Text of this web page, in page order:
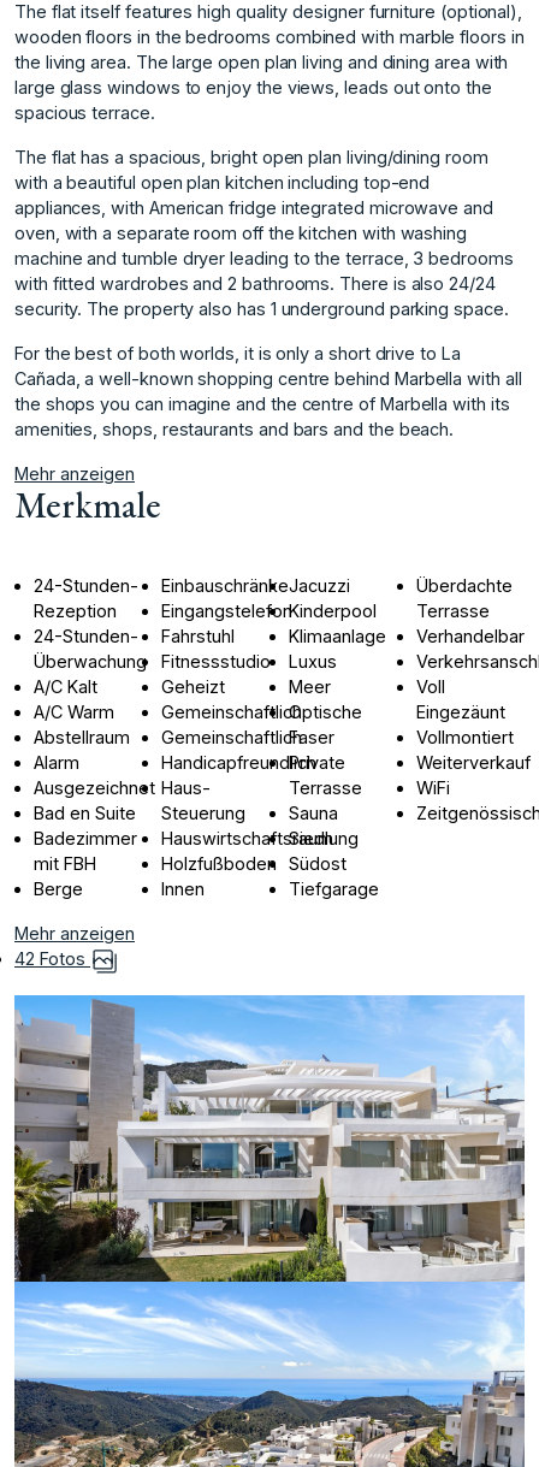
The flat itself features high quality designer furniture (optional),
wooden floors in the bedrooms combined with marble floors in
the living area. The large open plan living and dining area with
large glass windows to enjoy the views, leads out onto the
spacious terrace.
The flat has a spacious, bright open plan living/dining room
with a beautiful open plan kitchen including top-end
appliances, with American fridge integrated microwave and
oven, with a separate room off the kitchen with washing
machine and tumble dryer leading to the terrace, 3 bedrooms
with fitted wardrobes and 2 bathrooms. There is also 24/24
security. The property also has 1 underground parking space.
For the best of both worlds, it is only a short drive to La
‌Cañada, ‌a ‌well-known ‌shopping ‌centre behind Marbella ‌with ‌all
the shops ‌you ‌can ‌imagine ‌and ‌the ‌centre of ‌Marbella with ‌its
amenities, shops, ‌restaurants ‌and ‌bars ‌and ‌the ‌beach.
Mehr anzeigen
Merkmale
24-Stunden-
Rezeption
24-Stunden-
Überwachung
A/C Kalt
A/C Warm
Abstellraum
Alarm
Ausgezeichnet
Bad en Suite
Badezimmer
mit FBH
Berge
Einbauschränke
Eingangstelefon
Fahrstuhl
Fitnessstudio
Geheizt
Gemeinschaftlich
Gemeinschaftlich
Handicapfreundlich
Haus-
Steuerung
Hauswirtschaftsraum
Holzfußboden
Innen
Jacuzzi
Kinderpool
Klimaanlage
Luxus
Meer
Optische
Faser
Private
Terrasse
Sauna
Siedlung
Südost
Tiefgarage
Überdachte
Terrasse
Verhandelbar
Voll
Eingezäunt
Vollmontiert
Weiterverkauf
WiFi
Mehr anzeigen
42 Fotos